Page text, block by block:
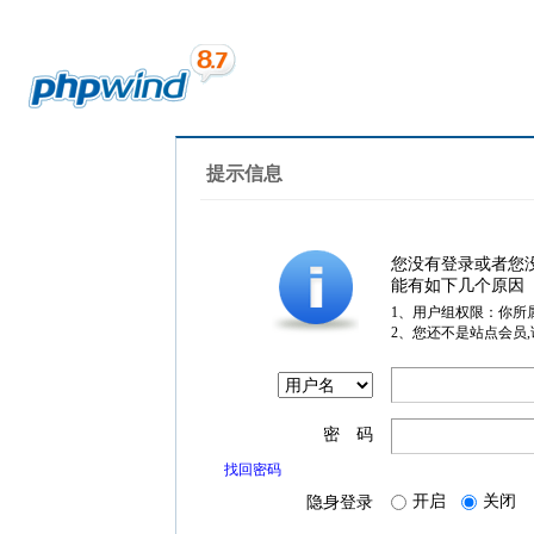
提示信息
您没有登录或者您
能有如下几个原因
1、用户组权限：你所
2、您还不是站点会员
密 码
找回密码
隐身登录 开启 关闭